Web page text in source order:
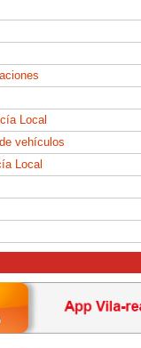
Local
vehículos
Local